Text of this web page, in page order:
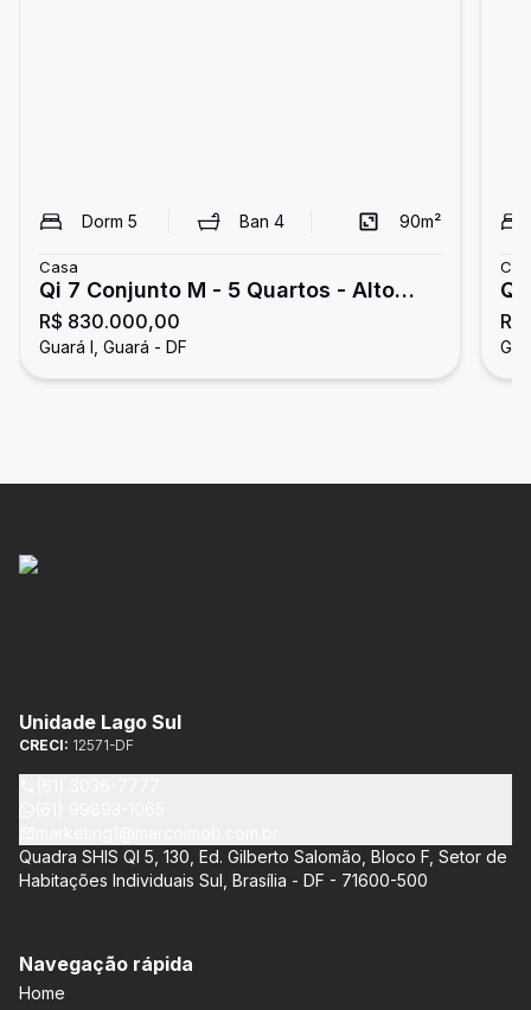
Dorm 5 Ban 4 90m²
Casa
Qi 7 Conjunto M - 5 Quartos - Alto
Padrão - Recém Reformado
R$ 830.000,00
Guará I, Guará - DF
QI
Unidade Lago Sul
CRECI: 12571-DF
Quadra SHIS QI 5, 130, Ed. Gilberto Salomão, Bloco F, Setor de
Habitações Individuais Sul, Brasília - DF - 71600-500
Navegação rápida
Home